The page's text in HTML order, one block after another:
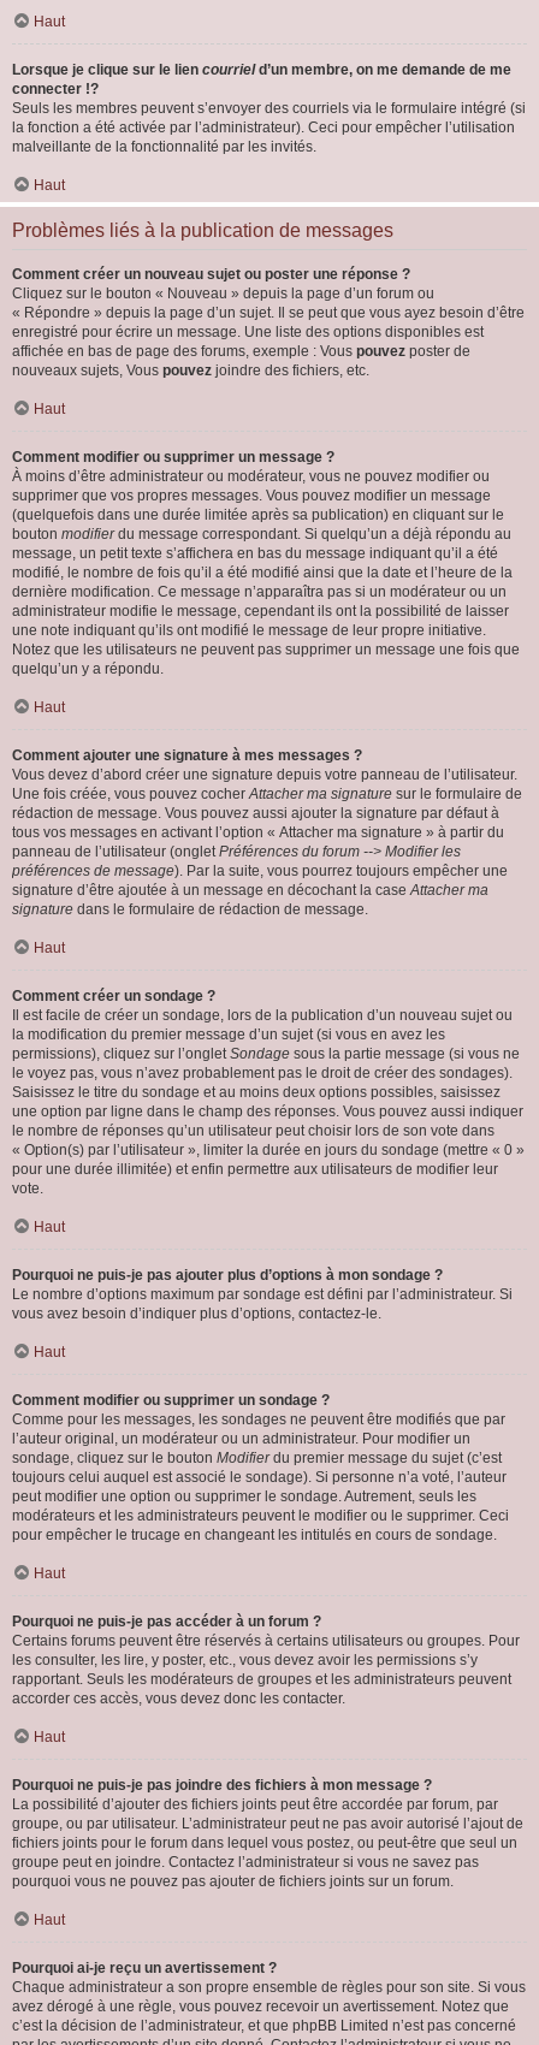
Haut
Lorsque je clique sur le lien courrield’un membre, on me demande de me
connecter !?
Seuls les membres peuvent s’envoyer des courriels via le formulaire intégré (si
la fonction a été activée par l’administrateur). Ceci pour empêcher l’utilisation
malveillante de la fonctionnalité par les invités.
Haut
Problèmes liés à la publication de messages
Comment créer un nouveau sujet ou poster une réponse ?
Cliquez sur le bouton « Nouveau » depuis la page d’un forum ou
« Répondre » depuis la page d’un sujet. Il se peut que vous ayez besoin d’être
enregistré pour écrire un message. Une liste des options disponibles est
affichée en bas de page des forums, exemple : Vous pouvez poster de
nouveaux sujets, Vous pouvez joindre des fichiers, etc.
Haut
Comment modifier ou supprimer un message ?
À moins d’être administrateur ou modérateur, vous ne pouvez modifier ou
supprimer que vos propres messages. Vous pouvez modifier un message
(quelquefois dans une durée limitée après sa publication) en cliquant sur le
bouton modifierdu message correspondant. Si quelqu’un a déjà répondu au
message, un petit texte s’affichera en bas du message indiquant qu’il a été
modifié, le nombre de fois qu’il a été modifié ainsi que la date et l’heure de la
dernière modification. Ce message n’apparaîtra pas si un modérateur ou un
administrateur modifie le message, cependant ils ont la possibilité de laisser
une note indiquant qu’ils ont modifié le message de leur propre initiative.
Notez que les utilisateurs ne peuvent pas supprimer un message une fois que
quelqu’un y a répondu.
Haut
Comment ajouter une signature à mes messages ?
Vous devez d’abord créer une signature depuis votre panneau de l’utilisateur.
Une fois créée, vous pouvez cocherAttacher ma signature sur le formulaire de
rédaction de message. Vous pouvez aussi ajouter la signature par défaut à
tous vos messages en activant l’option « Attacher ma signature » à partir du
panneau de l’utilisateur (ongletPréférences du forum --> Modifier les
préférences de message). Par la suite, vous pourrez toujours empêcher une
signature d’être ajoutée à un message en décochant la caseAttacher ma
signature dans le formulaire de rédaction de message.
Haut
Comment créer un sondage ?
Il est facile de créer un sondage, lors de la publication d’un nouveau sujet ou
la modification du premier message d’un sujet (si vous en avez les
permissions), cliquez sur l’ongletSondage sous la partie message (si vous ne
le voyez pas, vous n’avez probablement pas le droit de créer des sondages).
Saisissez le titre du sondage et au moins deux options possibles, saisissez
une option par ligne dans le champ des réponses. Vous pouvez aussi indiquer
le nombre de réponses qu’un utilisateur peut choisir lors de son vote dans
« Option(s) par l’utilisateur », limiter la durée en jours du sondage (mettre « 0 »
pour une durée illimitée) et enfin permettre aux utilisateurs de modifier leur
vote.
Haut
Pourquoi ne puis-je pas ajouter plus d’options à mon sondage ?
Le nombre d’options maximum par sondage est défini par l’administrateur. Si
vous avez besoin d’indiquer plus d’options, contactez-le.
Haut
Comment modifier ou supprimer un sondage ?
Comme pour les messages, les sondages ne peuvent être modifiés que par
l’auteur original, un modérateur ou un administrateur. Pour modifier un
sondage, cliquez sur le bouton Modifierdu premier message du sujet (c’est
toujours celui auquel est associé le sondage). Si personne n’a voté, l’auteur
peut modifier une option ou supprimer le sondage. Autrement, seuls les
modérateurs et les administrateurs peuvent le modifier ou le supprimer. Ceci
pour empêcher le trucage en changeant les intitulés en cours de sondage.
Haut
Pourquoi ne puis-je pas accéder à un forum ?
Certains forums peuvent être réservés à certains utilisateurs ou groupes. Pour
les consulter, les lire, y poster, etc., vous devez avoir les permissions s’y
rapportant. Seuls les modérateurs de groupes et les administrateurs peuvent
accorder ces accès, vous devez donc les contacter.
Haut
Pourquoi ne puis-je pas joindre des fichiers à mon message ?
La possibilité d’ajouter des fichiers joints peut être accordée par forum, par
groupe, ou par utilisateur. L’administrateur peut ne pas avoir autorisé l’ajout de
fichiers joints pour le forum dans lequel vous postez, ou peut-être que seul un
groupe peut en joindre. Contactez l’administrateur si vous ne savez pas
pourquoi vous ne pouvez pas ajouter de fichiers joints sur un forum.
Haut
Pourquoi ai-je reçu un avertissement ?
Chaque administrateur a son propre ensemble de règles pour son site. Si vous
avez dérogé à une règle, vous pouvez recevoir un avertissement. Notez que
c’est la décision de l’administrateur, et que phpBB Limited n’est pas concerné